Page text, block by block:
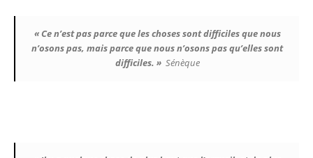
« Ce n’est pas parce que les choses sont difficiles que nous
n’osons pas, mais parce que nous n’osons pas qu’elles sont
difficiles. »Sénèque